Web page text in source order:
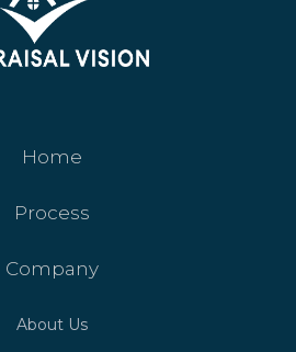
Home
Process
Company
About Us